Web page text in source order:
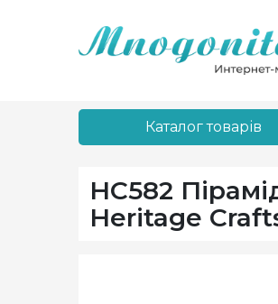
Каталог товарів
HC582
Heritage